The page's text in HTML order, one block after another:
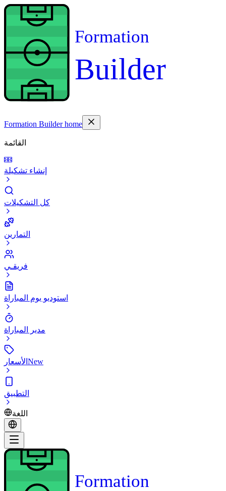
Formation
Builder
Formation Builder home
القائمة
إنشاء تشكيلة
كل التشكيلات
التمارين
فريقـي
استوديو يوم المباراة
مدير المباراة
الأسعار New
التطبيق
اللغة
Formation